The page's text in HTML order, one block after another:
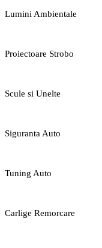
Lumini Ambientale
Proiectoare Strobo
Scule si Unelte
Siguranta Auto
Tuning Auto
Carlige Remorcare